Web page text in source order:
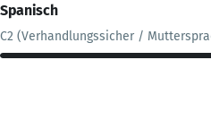
Spanisch
C2 (Verhandlungssicher /